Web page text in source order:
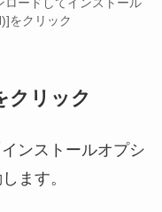
をクリック
クリック
ンストールオプシ
ます。